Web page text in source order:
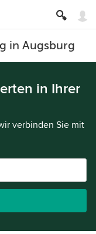
in Augsburg
in Ihrer
verbinden Sie mit